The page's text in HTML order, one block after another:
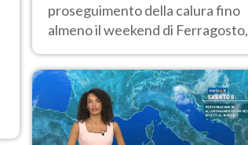
proseguimento della calura fino
almeno il weekend di Ferragosto,
intensificazione prossima
settimana